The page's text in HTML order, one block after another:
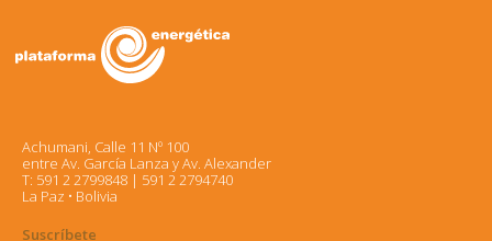
Achumani, Calle 11 Nº 100
entre Av. García Lanza y Av. Alexander
T: 591 2 2799848 | 591 2 2794740
La Paz • Bolivia
Suscríbete